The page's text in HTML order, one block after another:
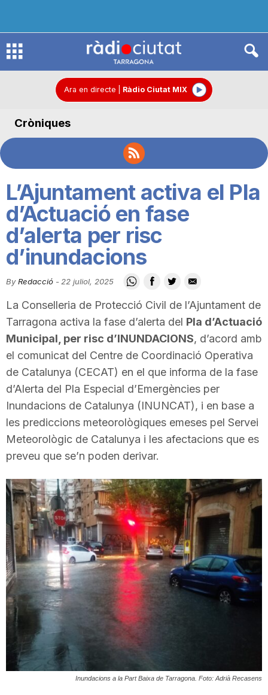
R
d
o
C
i
u
t
a
t
e
T
r
Ara en directe Ràdio Ciutat MIX
Cròniques
L’Ajuntament activa el Pla
d’Actuació en fase
d’alerta per risc
d’inundacions
By Redacció - 22 juliol, 2025
La Conselleria de Protecció Civil de l’Ajuntament de
Tarragona activa la fase d’alerta del Pla d’Actuació
Municipal, per risc d’INUNDACIONS, d’acord amb
el comunicat del Centre de Coordinació Operativa
de Catalunya (CECAT) en el que informa de la fase
d’Alerta del Pla Especial d’Emergències per
Inundacions de Catalunya (INUNCAT), i en base a
les prediccions meteorològiques emeses pel Servei
Meteorològic de Catalunya i les afectacions que es
preveu que se’n poden derivar.
Inundacions a la Part Baixa de Tarragona. Foto: Adrià Recasens